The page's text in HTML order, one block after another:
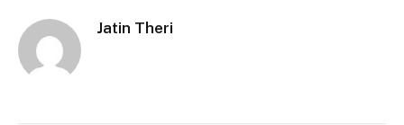
Jatin Theri